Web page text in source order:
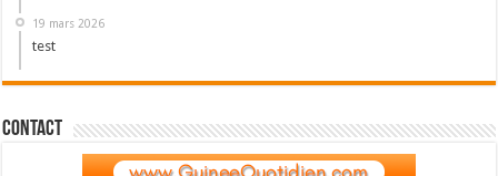
19 mars 2026
test
Contact